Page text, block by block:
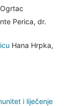
Ogrtac
Perica, dr.
Hana Hrpka,
i liječenje